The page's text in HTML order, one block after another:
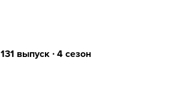
131 выпуск ∙ 4 сезон